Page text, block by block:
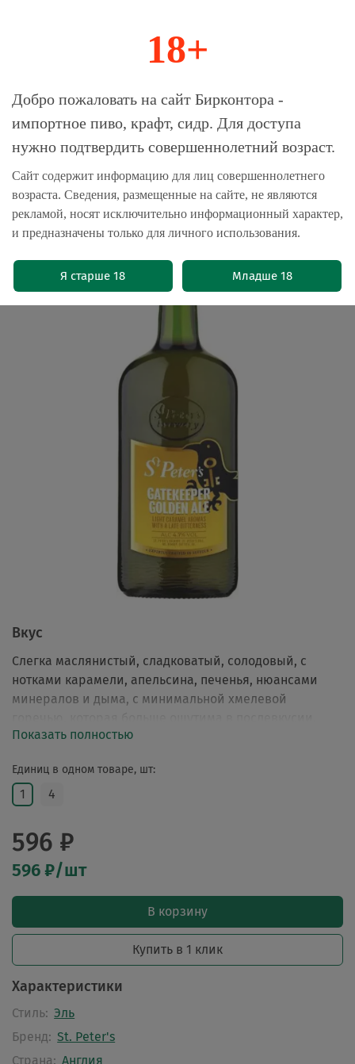
Магазин-Склад импортного пива, крафта и
Главная Пиво импортное
Пиво Сейнт Питерс Голден Эль / St.
Peter's Golden Ale 0.5 - стекло
Единиц в одном товаре, шт:
1 4
596 ₽
596 ₽/шт
В корзину
Купить в 1 клик
Характеристики
Стиль: Эль
Бренд: St. Peter's
Страна: Англия
Вкус
Слегка маслянистый, сладковатый, солодовый, с
нотками карамели, апельсина, печенья, нюансами
минералов и дыма, с минимальной хмелевой
Показать полностью
18+
Добро пожаловать на сайт Бирконтора -
импортное пиво, крафт, сидр. Для доступа
нужно подтвердить совершеннолетний возраст.
Сайт содержит информацию для лиц совершеннолетнего
возраста. Сведения, размещенные на сайте, не являются
рекламой, носят исключительно информационный характер,
и предназначены только для личного использования.
Я старше 18 Младше 18